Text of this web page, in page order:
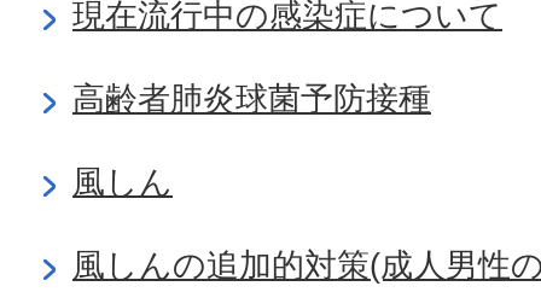
現在流行中の感染症について
高齢者肺炎球菌予防接種
風しん
風しんの追加的対策(成人男性